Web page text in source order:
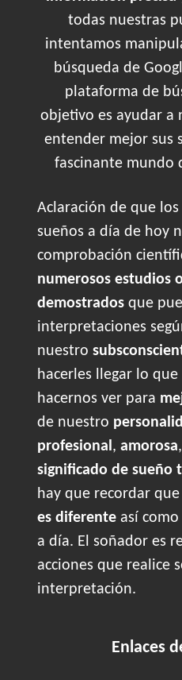
todas nuestras
intentamos
búsqueda de
plataforma de
objetivo es ayudar a
entender mejor sus
fascinante mundo
Aclaración de que
sueños a día de hoy
comprobación
numerosos estudios
demostrados que
interpretaciones
nuestro
hacerles llegar lo
hacernos ver para
de nuestro
profesional, amorosa
significado de sueño
hay que recordar que
es diferente así como
a día. El soñador es
acciones que realice
interpretación.
Enlaces